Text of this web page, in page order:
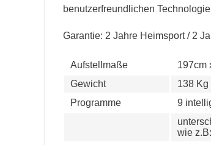
benutzerfreundlichen
Garantie: 2 Jahre Heimsport / 2
Aufstellmaße
197cm
Gewicht
138 Kg
Programme
9
wie z.B: